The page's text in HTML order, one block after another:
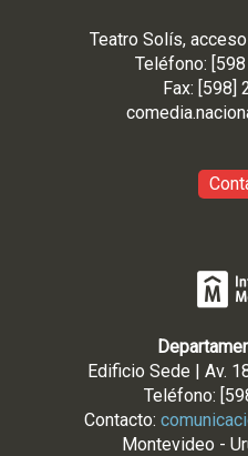
Teatro Solís,
Teléfono:
Fax: [598]
Edificio Sede | Av.
Teléfono:
Contacto:
Montevideo -